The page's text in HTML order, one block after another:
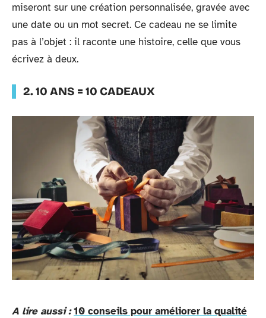
miseront sur une création personnalisée, gravée avec
une date ou un mot secret. Ce cadeau ne se limite
pas à l’objet : il raconte une histoire, celle que vous
écrivez à deux.
2. 10 ANS = 10 CADEAUX
A lire aussi : 10 conseils pour améliorer la qualité